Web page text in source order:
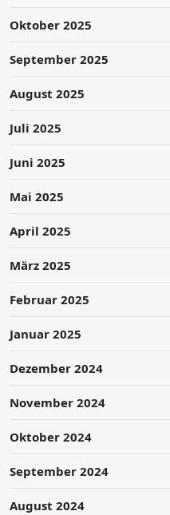
Oktober 2025
September 2025
August 2025
Juli 2025
Juni 2025
Mai 2025
April 2025
März 2025
Februar 2025
Januar 2025
Dezember 2024
November 2024
Oktober 2024
September 2024
August 2024